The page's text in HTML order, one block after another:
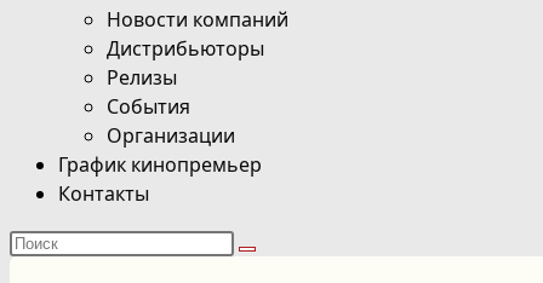
Новости компаний
Дистрибьюторы
Релизы
События
Организации
График кинопремьер
Контакты
Поиск